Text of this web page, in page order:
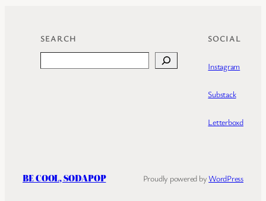
SEARCH SOCIAL
Instagram
Substack
Letterboxd
BE COOL, SODAPOP Proudly powered byWordPress